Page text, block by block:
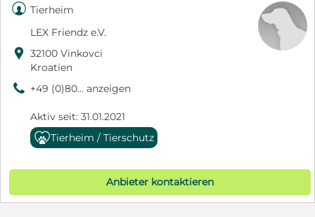
 Tierheim
LEX Friendz e.V.
 32100 Vinkovci
Kroatien
9 +49 (0)80... anzeigen
Aktiv seit: 31.01.2021
Tierheim / Tierschutz
Anbieter kontaktieren